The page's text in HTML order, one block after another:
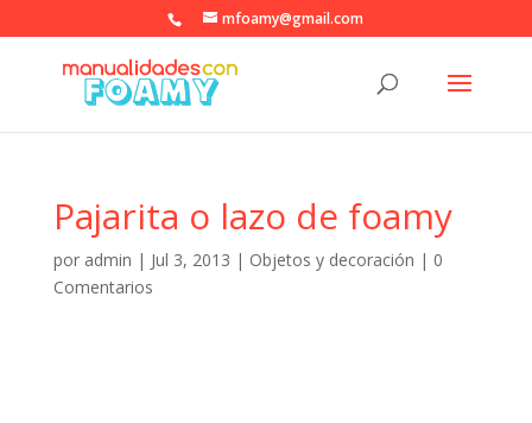
mfoamy@gmail.com
Pajarita o lazo de foamy
por admin | Jul 3, 2013 | Objetos y decoración | 0
Comentarios